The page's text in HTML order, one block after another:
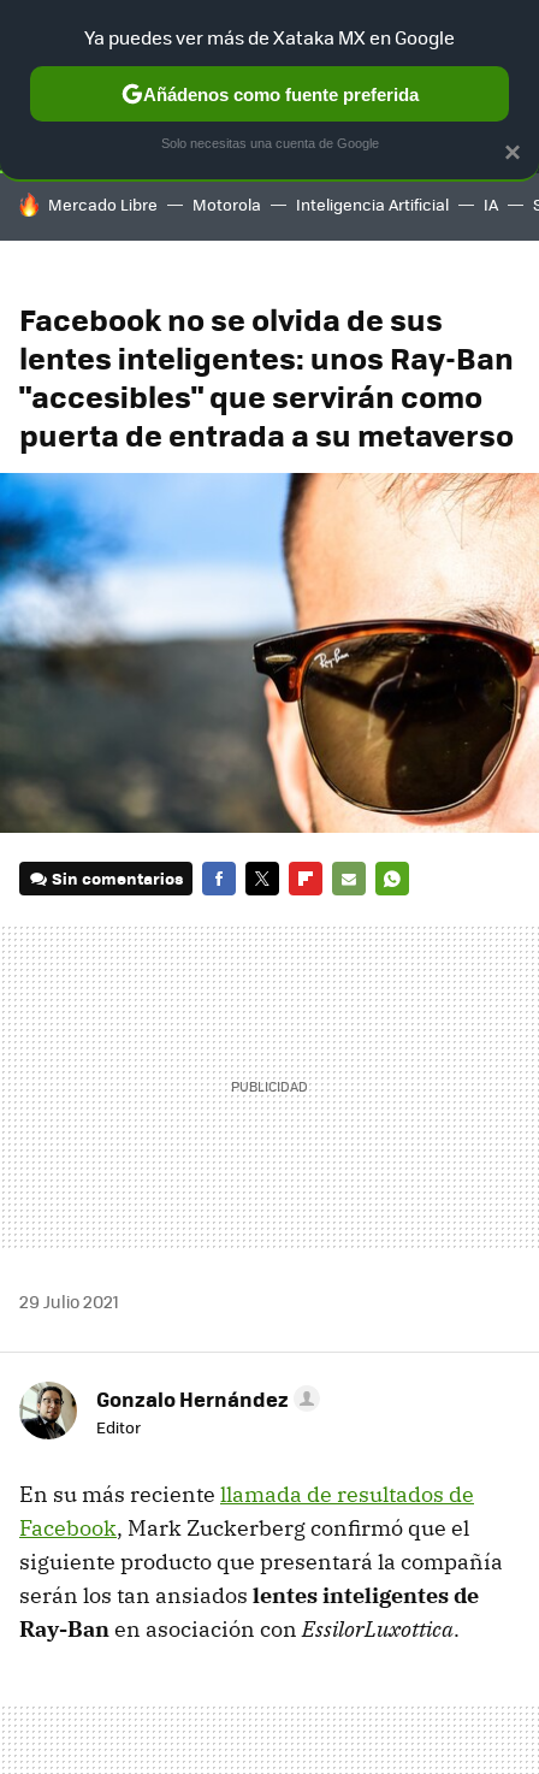
SELECCIÓN GAMING HOME AUTO TERRITORIO
HOY SE HABLA DE
Mercado Libre Motorola Inteligencia Artificial IA
Facebook no se olvida de sus
lentes inteligentes: unos Ray-Ban
"accesibles" que servirán como
puerta de entrada a su metaverso
Sin comentarios
MAIL
29 Julio 2021
Gonzalo Hernández
Editor
En su más reciente llamada de resultados de
Facebook, Mark Zuckerberg confirmó que el
siguiente producto que presentará la compañía
serán los tan ansiados lentes inteligentes de
Ray-Banen asociación conEssilorLuxottica.
×
Ya puedes ver más de Xataka MX en Google
Añádenos como fuente preferida
Solo necesitas una cuenta de Google